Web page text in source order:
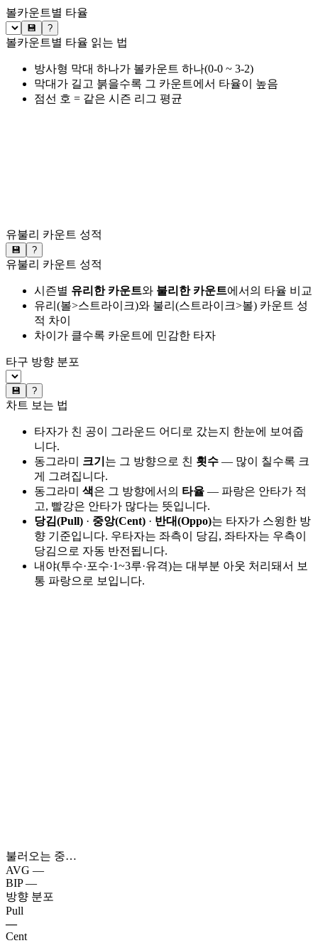
볼카운트별 타율
💾 ?
볼카운트별 타율 읽는 법
방사형 막대 하나가 볼카운트 하나(0-0 ~ 3-2)
막대가 길고 붉을수록 그 카운트에서 타율이 높음
점선 호 = 같은 시즌 리그 평균
유불리 카운트 성적
💾 ?
유불리 카운트 성적
시즌별 유리한 카운트와 불리한 카운트에서의 타율 비교
유리(볼>스트라이크)와 불리(스트라이크>볼) 카운트 성
적 차이
차이가 클수록 카운트에 민감한 타자
타구 방향 분포
💾 ?
차트 보는 법
타자가 친 공이 그라운드 어디로 갔는지 한눈에 보여줍
니다.
동그라미 크기 는 그 방향으로 친 횟수 — 많이 칠수록 크
게 그려집니다.
동그라미 색은 그 방향에서의 타율 — 파랑은 안타가 적
고, 빨강은 안타가 많다는 뜻입니다.
당김(Pull) · 중앙(Cent) · 반대(Oppo)는 타자가 스윙한 방
향 기준입니다. 우타자는 좌측이 당김, 좌타자는 우측이
당김으로 자동 반전됩니다.
내야(투수·포수·1~3루·유격)는 대부분 아웃 처리돼서 보
통 파랑으로 보입니다.
불러오는 중…
AVG —
BIP —
방향 분포
Pull
—
Cent